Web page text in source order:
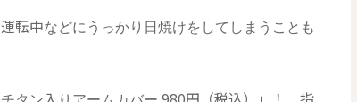
転中などにうっかり日焼けをしてしまうことも